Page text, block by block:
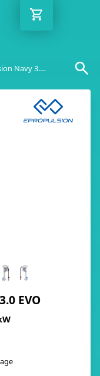
EPropulsion Navy 3.0 EVO
EVO